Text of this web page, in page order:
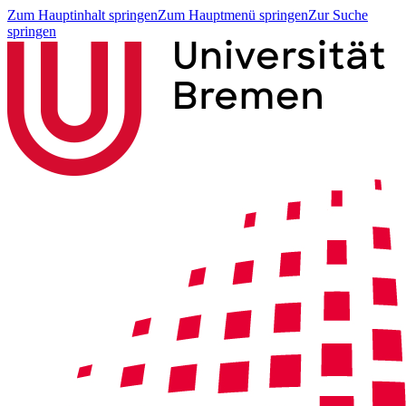
Zum Hauptinhalt springenZum Hauptmenü springenZur Suche
springen